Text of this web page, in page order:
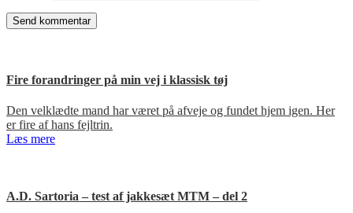
Fire forandringer på min vej i klassisk tøj
Den velklædte mand har været på afveje og fundet hjem igen. Her
er fire af hans fejltrin.
Læs mere
A.D. Sartoria – test af jakkesæt MTM – del 2